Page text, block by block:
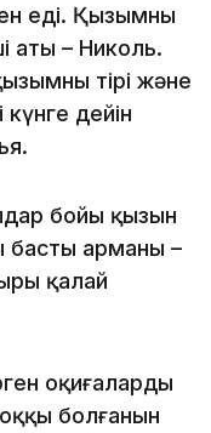
еді. Қызымның
аты – Николь.
тірі және
дейін
бойы қызын
басты арманы –
қалай
оқиғалардың
болғанын